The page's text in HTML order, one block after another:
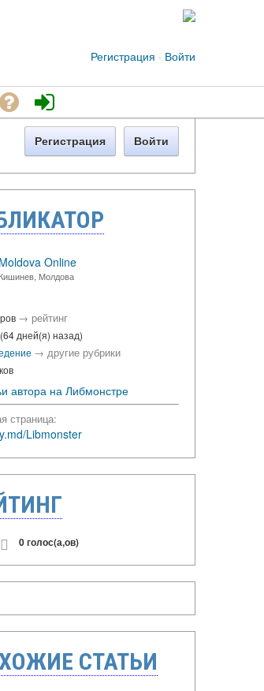
Регистрация · Войти
Регистрация Войти
Moldova Online
Кишинев, Молдова
→ рейтинг
дней(я) назад)
→ другие рубрики
автора на Либмонстре
страница:
Libmonster
0 голос(а,ов)
СТАТЬИ